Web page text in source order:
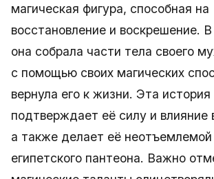
магическая фигура, способная на
восстановление и воскрешение.
она собрала части тела своего
с помощью своих магических
вернула его к жизни. Эта история
подтверждает её силу и влияние
а также делает её
египетского пантеона. Важно